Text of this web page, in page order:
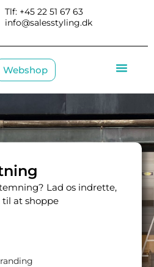
Tlf: +45 22 51 67 63
info@salesstyling.dk
Webshop
Lad os indrette,
til at shoppe